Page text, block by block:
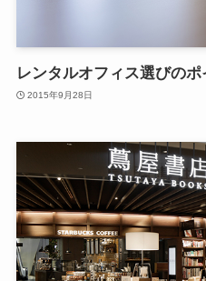
レンタルオフィス選びのポ
2015年9月28日